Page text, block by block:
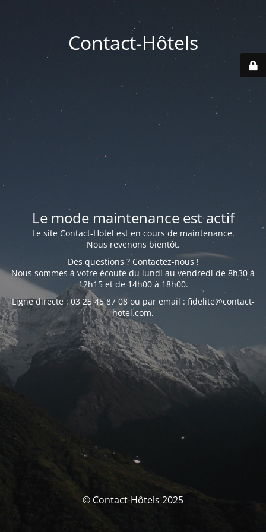
Contact-Hôtels
Le mode maintenance est actif
Le site Contact-Hotel est en cours de maintenance.
Nous revenons bientôt.
Des questions ? Contactez-nous !
Nous sommes à votre écoute du lundi au vendredi de 8h30 à
12h15 et de 14h00 à 18h00.
Ligne directe : 03 25 45 87 08 ou par email : fidelite@contact-
hotel.com.
© Contact-Hôtels 2025